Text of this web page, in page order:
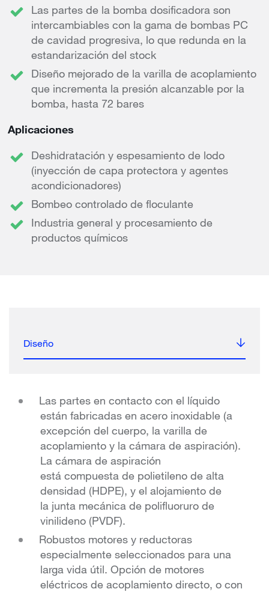
Las partes de la bomba dosificadora son
intercambiables con la gama de bombas PC
de cavidad progresiva, lo que redunda en la
estandarización del stock
Diseño mejorado de la varilla de acoplamiento
que incrementa la presión alcanzable por la
bomba, hasta 72 bares
Aplicaciones
Deshidratación y espesamiento de lodo
(inyección de capa protectora y agentes
acondicionadores)
Bombeo controlado de floculante
Industria general y procesamiento de
productos químicos
Diseño
Las partes en contacto con el líquido
están fabricadas en acero inoxidable (a
excepción del cuerpo, la varilla de
acoplamiento y la cámara de aspiración).
La cámara de aspiración
está compuesta de polietileno de alta
densidad (HDPE), y el alojamiento de
la junta mecánica de polifluoruro de
vinilideno (PVDF).
Robustos motores y reductoras
especialmente seleccionados para una
larga vida útil. Opción de motores
eléctricos de acoplamiento directo, o con